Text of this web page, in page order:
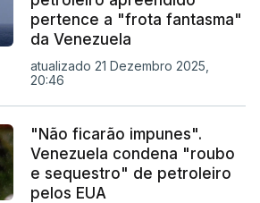
pertence a "frota fantasma"
da Venezuela
atualizado 21 Dezembro 2025,
20:46
"Não ficarão impunes".
Venezuela condena "roubo
e sequestro" de petroleiro
pelos EUA